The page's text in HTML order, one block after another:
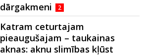
dārgakmeni
2
Katram ceturtajam
pieaugušajam – taukainas
aknas: aknu slimības kļūst